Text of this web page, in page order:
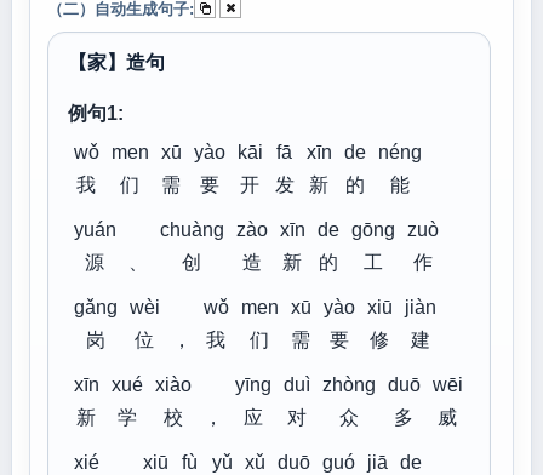
（二）自动生成句子:
【家】造句
例句1:
wǒ
我
men
们
xū
需
yào
要
kāi
开
fā
发
xīn
新
de
的
néng
能
yuán
源
chuàng
创
zào
造
xīn
新
de
的
gōng
工
zuò
作
gǎng
岗
wèi
位
，
wǒ
我
men
们
xū
需
yào
要
xiū
修
jiàn
建
xīn
新
xué
学
xiào
校
，
yīng
应
duì
对
zhòng
众
duō
多
wēi
威
xié
xiū
fù
yǔ
xǔ
duō guó
jiā
de